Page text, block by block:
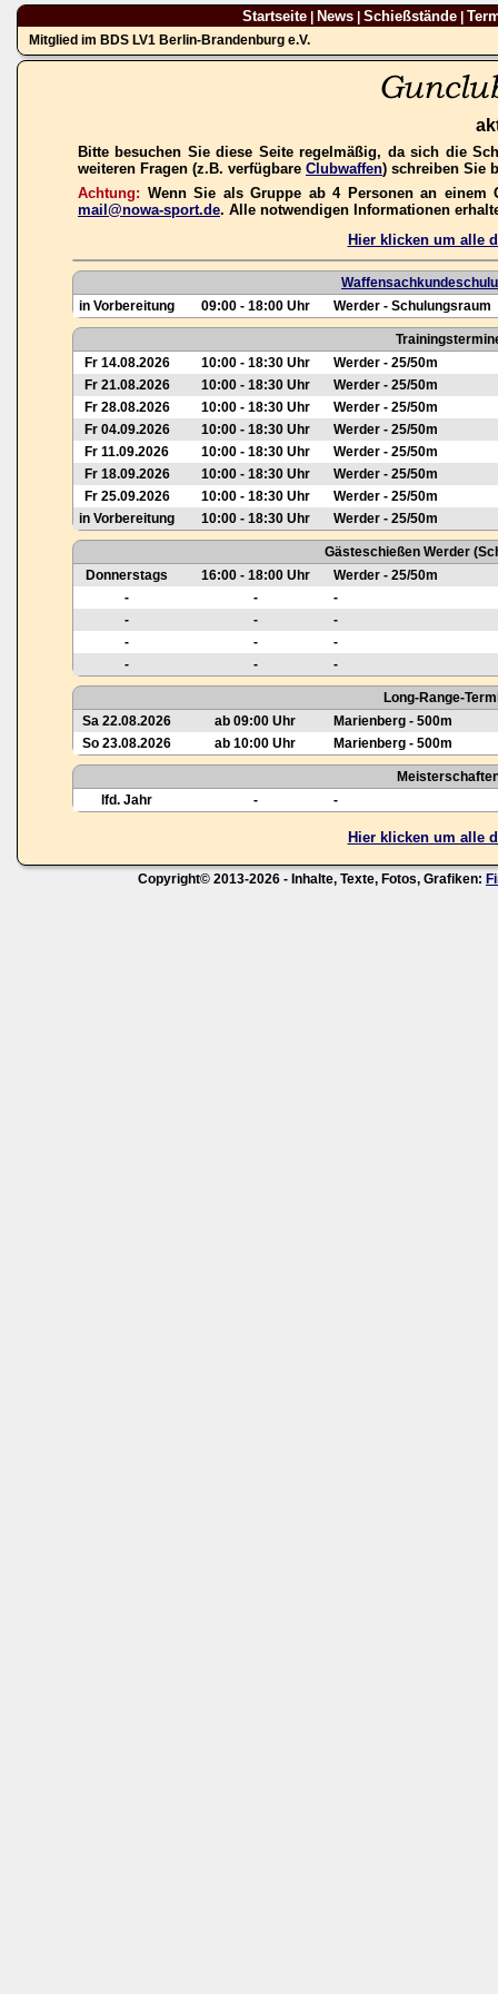
Startseite| News| Schießstände|
Mitglied im BDS LV1 Berlin-Brandenburg e.V.
Bitte besuchen Sie diese Seite regelmäßig, da sich die
weiteren Fragen (z.B. verfügbare Clubwaffen) schreiben Sie
Achtung: Wenn Sie als Gruppe ab 4 Personen an
mail@nowa-sport.de. Alle notwendigen Informationen
Hier klicken um alle
in Vorbereitung
09:00 - 18:00 Uhr Werder - Schulungsraum
Fr 14.08.2026
10:00 - 18:30 Uhr
Werder - 25/50m
Fr 21.08.2026
10:00 - 18:30 Uhr
Werder - 25/50m
Fr 28.08.2026
10:00 - 18:30 Uhr
Werder - 25/50m
Fr 04.09.2026
10:00 - 18:30 Uhr
Werder - 25/50m
Fr 11.09.2026
10:00 - 18:30 Uhr
Werder - 25/50m
Fr 18.09.2026
10:00 - 18:30 Uhr
Werder - 25/50m
Fr 25.09.2026
10:00 - 18:30 Uhr
Werder - 25/50m
in Vorbereitung
10:00 - 18:30 Uhr Werder - 25/50m
Gästeschießen Werder
Donnerstags
16:00 - 18:00 Uhr
Werder - 25/50m
-
-
-
-
-
-
-
-
-
-
- -
Long-Range-
Sa 22.08.2026
ab 09:00 Uhr
Marienberg - 500m
So 23.08.2026
ab 10:00 Uhr Marienberg - 500m
lfd. Jahr
- -
Hier klicken um alle
Copyright© 2013-2026 - Inhalte, Texte, Fotos, Grafiken: